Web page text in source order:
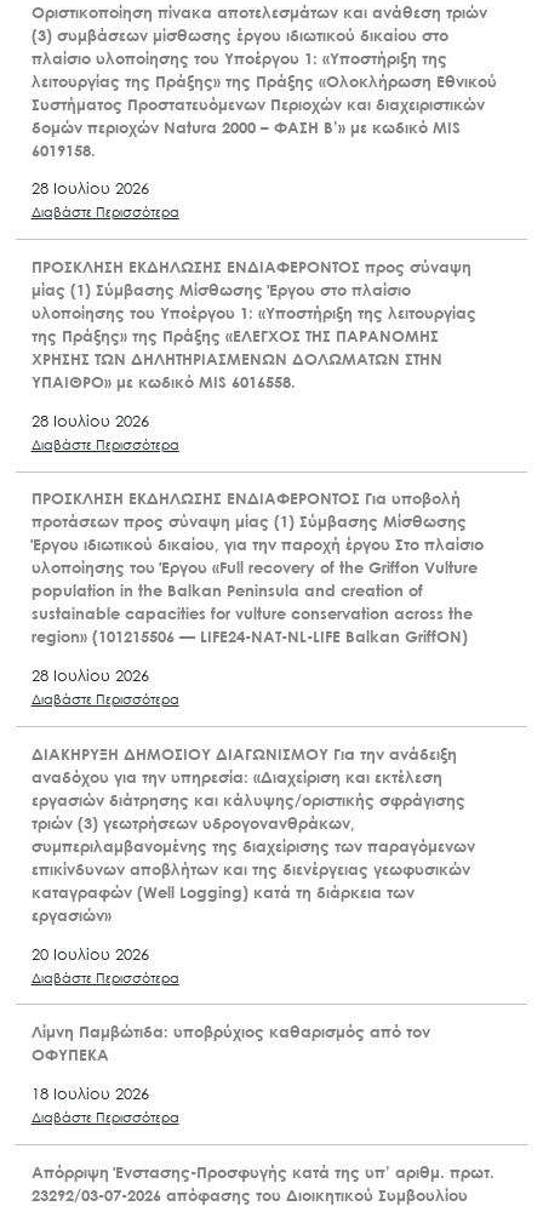
Οριστικοποίηση πίνακα αποτελεσμάτων και ανάθεση τριών
(3) συμβάσεων μίσθωσης έργου ιδιωτικού δικαίου στο
πλαίσιο υλοποίησης του Υποέργου 1: «Υποστήριξη της
λειτουργίας της Πράξης» της Πράξης «Ολοκλήρωση Εθνικού
Συστήματος Προστατευόμενων Περιοχών και διαχειριστικών
δομών περιοχών Natura 2000 – ΦΑΣΗ Β’» με κωδικό MIS
6019158.
28 Ιουλίου 2026
Διαβάστε Περισσότερα
ΠΡΟΣΚΛΗΣΗ ΕΚΔΗΛΩΣΗΣ ΕΝΔΙΑΦΕΡΟΝΤΟΣ προς σύναψη
μίας (1) Σύμβασης Μίσθωσης Έργου στο πλαίσιο
υλοποίησης του Υποέργου 1: «Υποστήριξη της λειτουργίας
της Πράξης» της Πράξης «ΕΛΕΓΧΟΣ ΤΗΣ ΠΑΡΑΝΟΜΗΣ
ΧΡΗΣΗΣ ΤΩΝ ΔΗΛΗΤΗΡΙΑΣΜΕΝΩΝ ΔΟΛΩΜΑΤΩΝ ΣΤΗΝ
ΥΠΑΙΘΡΟ» με κωδικό MIS 6016558.
28 Ιουλίου 2026
Διαβάστε Περισσότερα
ΠΡΟΣΚΛΗΣΗ ΕΚΔΗΛΩΣΗΣ ΕΝΔΙΑΦΕΡΟΝΤΟΣ Για υποβολή
προτάσεων προς σύναψη μίας (1) Σύμβασης Μίσθωσης
Έργου ιδιωτικού δικαίου, για την παροχή έργου Στο πλαίσιο
υλοποίησης του Έργου «Full recovery of the Griffon Vulture
population in the Balkan Peninsula and creation of
sustainable capacities for vulture conservation across the
region» (101215506 — LIFE24-NAT-NL-LIFE Balkan GriffON)
28 Ιουλίου 2026
Διαβάστε Περισσότερα
ΔΙΑΚΗΡΥΞΗ ΔΗΜΟΣΙΟΥ ΔΙΑΓΩΝΙΣΜΟΥ Για την ανάδειξη
αναδόχου για την υπηρεσία: «Διαχείριση και εκτέλεση
εργασιών διάτρησης και κάλυψης/οριστικής σφράγισης
τριών (3) γεωτρήσεων υδρογονανθράκων,
συμπεριλαμβανομένης της διαχείρισης των παραγόμενων
επικίνδυνων αποβλήτων και της διενέργειας γεωφυσικών
καταγραφών (Well Logging) κατά τη διάρκεια των
εργασιών»
20 Ιουλίου 2026
Διαβάστε Περισσότερα
Λίμνη Παμβώτιδα: υποβρύχιος καθαρισμός από τον
ΟΦΥΠΕΚΑ
18 Ιουλίου 2026
Διαβάστε Περισσότερα
Απόρριψη Ένστασης-Προσφυγής κατά της υπ’ αριθμ. πρωτ.
23292/03-07-2026 απόφασης του Διοικητικού Συμβουλίου